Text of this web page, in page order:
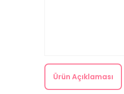
Ürün Açıklaması